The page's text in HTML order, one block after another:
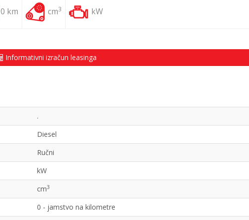
0 km cm3 kW
Informativni izračun leasinga
.
Diesel
Ručni
kW
cm3
0 - jamstvo na kilometre